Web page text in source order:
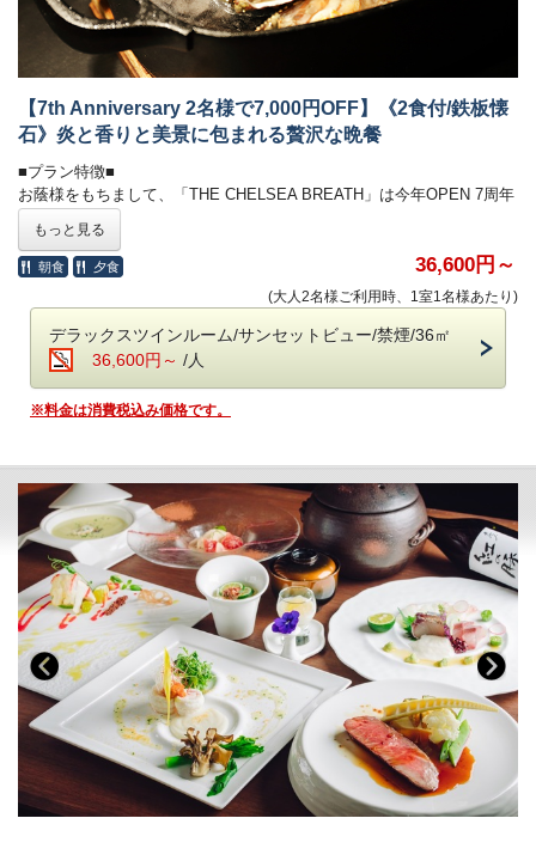
・会場 レストラン「ザ・マイルストーン」
・時間 7：00～10：00
■オールインクルーシブで愉しむ癒しの空間■
モダンデザインで統一された館内は、
「大人の贅沢旅」にぴったり。
館内のドリンクやおつまみなどは、
フリーでお楽しみいただけます。
温泉は「万病の湯」と称される名湯。
湯上がりラウンジには、生ビールやアイスクリームも。
＜高濃度ラジウム温泉＞（6:00～10:00／15:30～24:00）
讃岐平野を望む半露天風呂が魅力。
湯上がりラウンジには、生ビールやアイスクリームも。
＜ラウンジ＞（7:00～12:00／15:00～24:00）
お愉しみいただけます。
＜ザ・ミュージックルーム＞（7:00～12:00／15:00～24:00）
＜ライブラリー＞（7:00～12:00／15:00～24:00）
■ご予約にあたって■
・12歳以下のお子様はご遠慮いただいております。
・8名様以上のご宿泊は、事前にご相談ください。
・バリアフリー、ポーターサービスは未対応です。
【7th Anniversary 2名様で7,000円OFF】《2食付/鉄板懐
石》炎と香りと美景に包まれる贅沢な晩餐
■プラン特徴■
お蔭様をもちまして、「THE CHELSEA BREATH」は今年OPEN 7周年
2名様で7,000円OFFになる特別ご優待プランをご用意いたしました。
止めることができたら、オリジナルマグカップをプレゼントいたしま
表示金額は割引されたプラン料金です。
■《夕食》讃岐平野を一望する特等席で味わう鉄板懐石■
専属農家から毎朝届くみずみずしい野菜、
そして香川が誇る「讃岐オリーブ牛」A5ランクのみを厳選。
目の前で焼き上がる香ばしい音と、
立ちのぼる香りに、心躍らせながら、
夕景に染まる絶景を眺めるひとときは、
まさに至福の体験です。
・お食事中のドリンクフリー
・会場 レストラン「ザ・マイルストーン」
・時間 17:30／18:30／19:30（完全予約制。予約時にご指定くださ
い）
ご希望のお時間が満席の際は、お時間の変更をお願いする場合がござ
います。
■朝のごちそう《和食御膳》■
もっと見る
朝食 夕食 36,600円～
(大人2名様ご利用時、1室1名様あたり)
デラックスツインルーム/サンセットビュー/禁煙/36㎡
36,600円～ /人
※料金は消費税込み価格です。